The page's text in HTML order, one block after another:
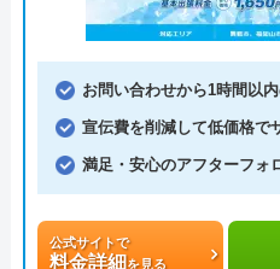
お問い合わせから1時間以
宣伝費を削減して低価格で
満足・安心のアフターフォ
公式サイトで
料金詳細を見る